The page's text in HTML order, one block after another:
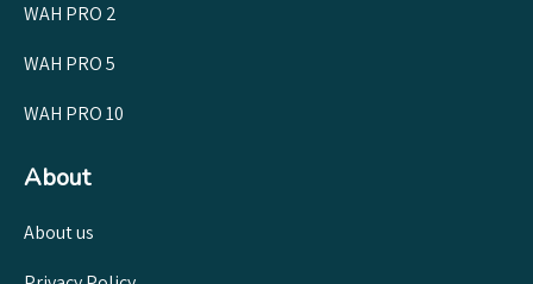
WAH PRO 2
WAH PRO 5
WAH PRO 10
About
About us